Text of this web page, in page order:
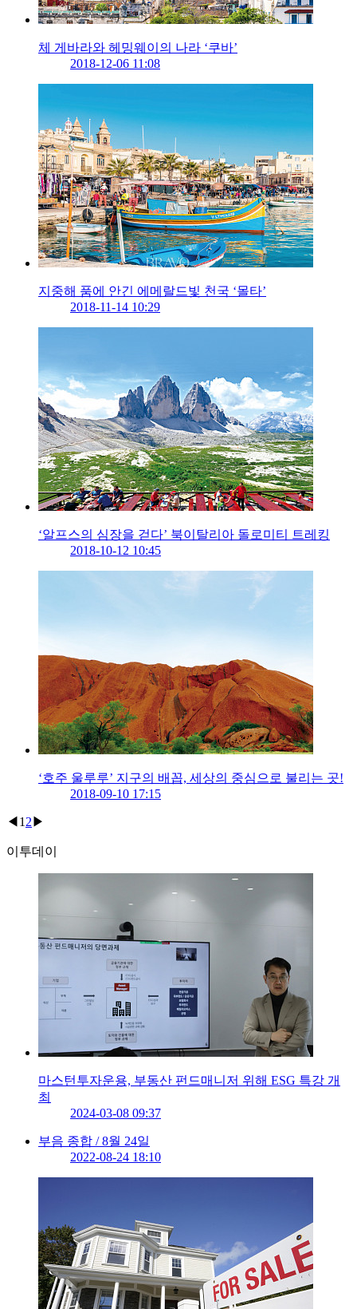
체 게바라와 헤밍웨이의 나라 ‘쿠바’
2018-12-06 11:08
지중해 품에 안긴 에메랄드빛 천국 ‘몰타’
2018-11-14 10:29
‘알프스의 심장을 걷다’ 북이탈리아 돌로미티 트레킹
2018-10-12 10:45
‘호주 울루루’ 지구의 배꼽, 세상의 중심으로 불리는 곳!
2018-09-10 17:15
◀ 1 2 ▶
이투데이
마스턴투자운용, 부동산 펀드매니저 위해 ESG 특강 개
최
2024-03-08 09:37
부음 종합 / 8월 24일
2022-08-24 18:10